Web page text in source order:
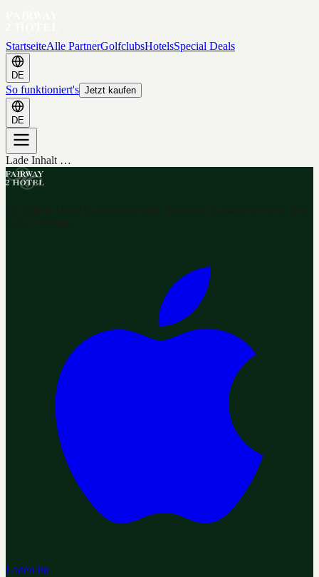
StartseiteAlle PartnerGolfclubsHotelsSpecial Deals
DE
So funktioniert's Jetzt kaufen
DE
Lade Inhalt …
Laden im